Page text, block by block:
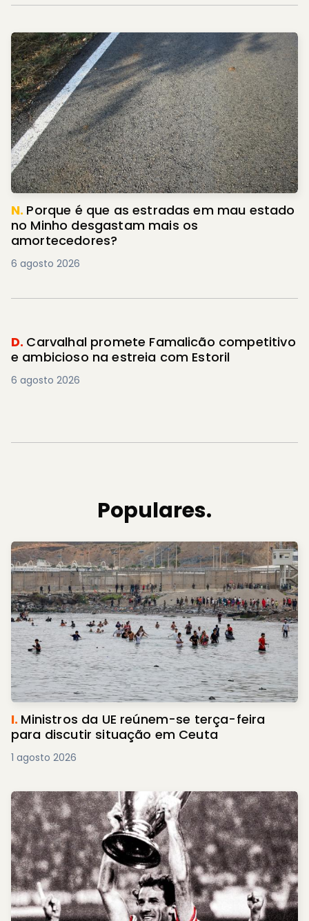
N. Porque é que as estradas em mau estado
no Minho desgastam mais os
amortecedores?
6 agosto 2026
D. Carvalhal promete Famalicão competitivo
e ambicioso na estreia com Estoril
6 agosto 2026
Populares.
I. Ministros da UE reúnem-se terça-feira
para discutir situação em Ceuta
1 agosto 2026